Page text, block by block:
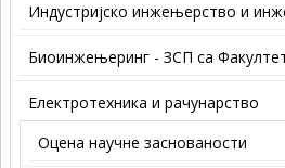
Индустријско инжењерство и
Биоинжењеринг - ЗСП са
Електротехника и рачунарство
Оцена научне заснованости